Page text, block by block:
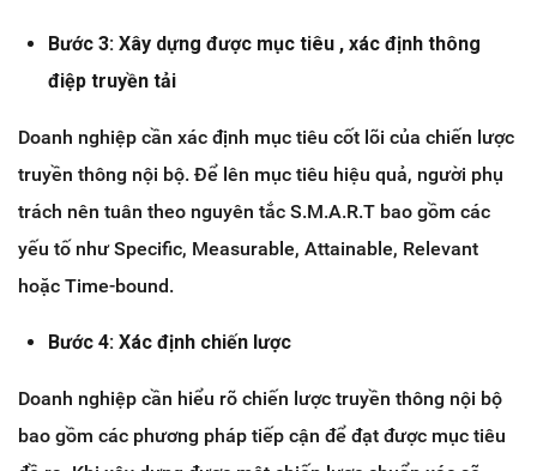
Bước 3: Xây dựng được mục tiêu , xác định thông
điệp truyền tải
Doanh nghiệp cần xác định mục tiêu cốt lõi của chiến lược
truyền thông nội bộ. Để lên mục tiêu hiệu quả, người phụ
trách nên tuân theo nguyên tắc S.M.A.R.T bao gồm các
yếu tố như Specific, Measurable, Attainable, Relevant
hoặc Time-bound.
Bước 4: Xác định chiến lược
Doanh nghiệp cần hiểu rõ chiến lược truyền thông nội bộ
bao gồm các phương pháp tiếp cận để đạt được mục tiêu